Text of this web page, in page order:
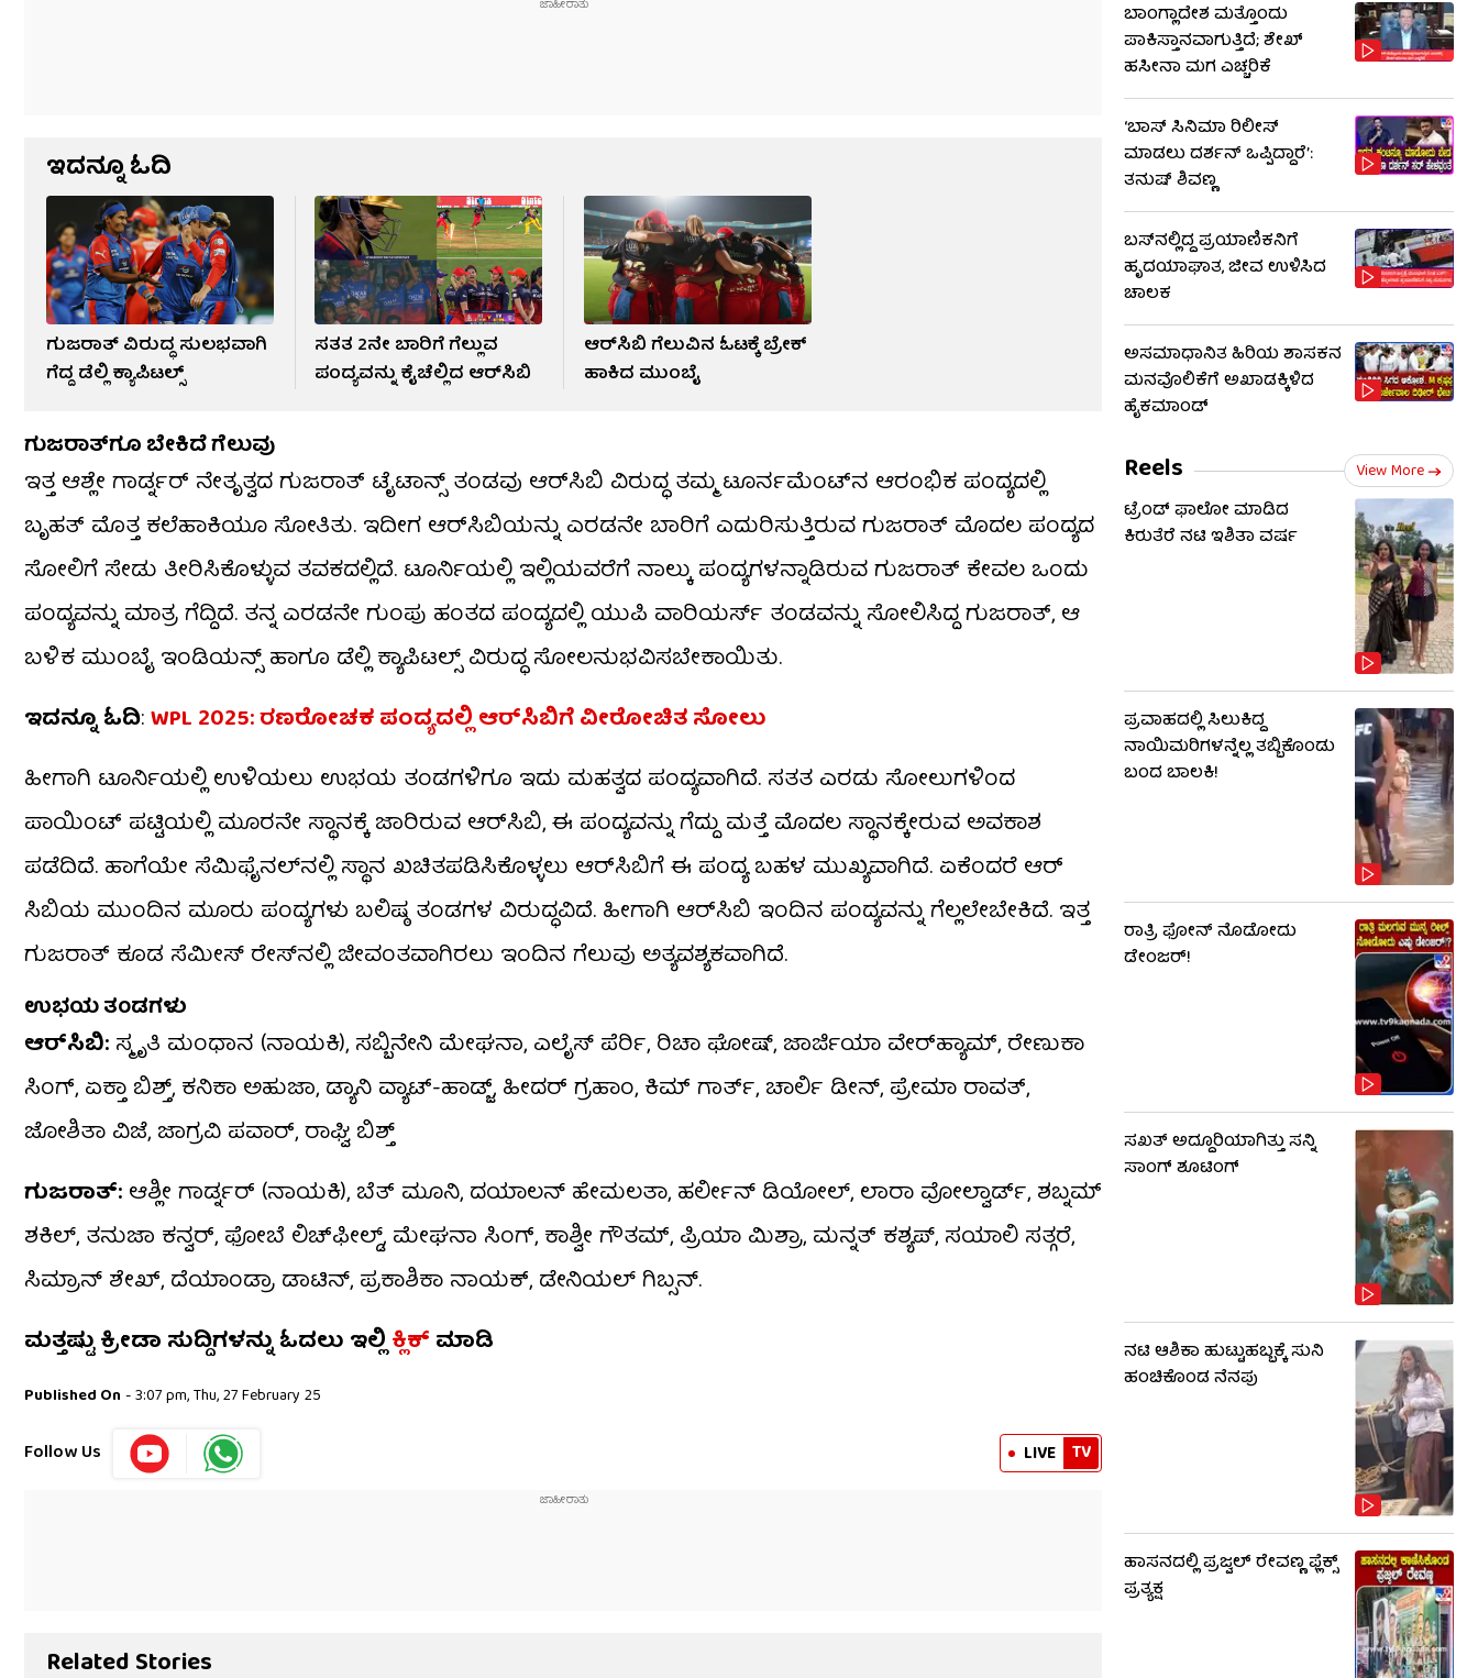
ಇದನ್ನೂ ಓದಿ
ಗುಜರಾತ್ ವಿರುದ್ಧ ಸುಲಭವಾಗಿ
ಗೆದ್ದ ಡೆಲ್ಲಿ ಕ್ಯಾಪಿಟಲ್ಸ್
ಸತತ 2ನೇ ಬಾರಿಗೆ ಗೆಲ್ಲುವ
ಪಂದ್ಯವನ್ನು ಕೈಚೆಲ್ಲಿದ ಆರ್​ಸಿಬಿ
ಆರ್​ಸಿಬಿ ಗೆಲುವಿನ ಓಟಕ್ಕೆ ಬ್ರೇಕ್
ಹಾಕಿದ ಮುಂಬೈ
ಗುಜರಾತ್​ಗೂ ಬೇಕಿದೆ ಗೆಲುವು
ಇತ್ತ ಆಶ್ಲೇ ಗಾರ್ಡ್ನರ್ ನೇತೃತ್ವದ ಗುಜರಾತ್ ಟೈಟಾನ್ಸ್ ತಂಡವು ಆರ್‌ಸಿಬಿ ವಿರುದ್ಧ ತಮ್ಮ ಟೂರ್ನಮೆಂಟ್‌ನ ಆರಂಭಿಕ ಪಂದ್ಯದಲ್ಲಿ
ಬೃಹತ್ ಮೊತ್ತ ಕಲೆಹಾಕಿಯೂ ಸೋತಿತು. ಇದೀಗ ಆರ್​ಸಿಬಿಯನ್ನು ಎರಡನೇ ಬಾರಿಗೆ ಎದುರಿಸುತ್ತಿರುವ ಗುಜರಾತ್ ಮೊದಲ ಪಂದ್ಯದ
ಸೋಲಿಗೆ ಸೇಡು ತೀರಿಸಿಕೊಳ್ಳುವ ತವಕದಲ್ಲಿದೆ. ಟೂರ್ನಿಯಲ್ಲಿ ಇಲ್ಲಿಯವರೆಗೆ ನಾಲ್ಕು ಪಂದ್ಯಗಳನ್ನಾಡಿರುವ ಗುಜರಾತ್ ಕೇವಲ ಒಂದು
ಪಂದ್ಯವನ್ನು ಮಾತ್ರ ಗೆದ್ದಿದೆ. ತನ್ನ ಎರಡನೇ ಗುಂಪು ಹಂತದ ಪಂದ್ಯದಲ್ಲಿ ಯುಪಿ ವಾರಿಯರ್ಸ್​ ತಂಡವನ್ನು ಸೋಲಿಸಿದ್ದ ಗುಜರಾತ್, ಆ
ಬಳಿಕ ಮುಂಬೈ ಇಂಡಿಯನ್ಸ್ ಹಾಗೂ ಡೆಲ್ಲಿ ಕ್ಯಾಪಿಟಲ್ಸ್ ವಿರುದ್ಧ ಸೋಲನುಭವಿಸಬೇಕಾಯಿತು.
ಇದನ್ನೂ ಓದಿ:WPL 2025: ರಣರೋಚಕ ಪಂದ್ಯದಲ್ಲಿ ಆರ್​ಸಿಬಿಗೆ ವೀರೋಚಿತ ಸೋಲು
ಹೀಗಾಗಿ ಟೂರ್ನಿಯಲ್ಲಿ ಉಳಿಯಲು ಉಭಯ ತಂಡಗಳಿಗೂ ಇದು ಮಹತ್ವದ ಪಂದ್ಯವಾಗಿದೆ. ಸತತ ಎರಡು ಸೋಲುಗಳಿಂದ
ಪಾಯಿಂಟ್ ಪಟ್ಟಿಯಲ್ಲಿ ಮೂರನೇ ಸ್ಥಾನಕ್ಕೆ ಜಾರಿರುವ ಆರ್​ಸಿಬಿ, ಈ ಪಂದ್ಯವನ್ನು ಗೆದ್ದು ಮತ್ತೆ ಮೊದಲ ಸ್ಥಾನಕ್ಕೇರುವ ಅವಕಾಶ
ಪಡೆದಿದೆ. ಹಾಗೆಯೇ ಸೆಮಿಫೈನಲ್​ನಲ್ಲಿ ಸ್ಥಾನ ಖಚಿತಪಡಿಸಿಕೊಳ್ಳಲು ಆರ್​ಸಿಬಿಗೆ ಈ ಪಂದ್ಯ ಬಹಳ ಮುಖ್ಯವಾಗಿದೆ. ಏಕೆಂದರೆ ಆರ್​
ಸಿಬಿಯ ಮುಂದಿನ ಮೂರು ಪಂದ್ಯಗಳು ಬಲಿಷ್ಠ ತಂಡಗಳ ವಿರುದ್ಧವಿದೆ. ಹೀಗಾಗಿ ಆರ್​ಸಿಬಿ ಇಂದಿನ ಪಂದ್ಯವನ್ನು ಗೆಲ್ಲಲೇಬೇಕಿದೆ. ಇತ್ತ
ಗುಜರಾತ್ ಕೂಡ ಸೆಮೀಸ್​ ರೇಸ್​ನಲ್ಲಿ ಜೀವಂತವಾಗಿರಲು ಇಂದಿನ ಗೆಲುವು ಅತ್ಯವಶ್ಯಕವಾಗಿದೆ.
ಉಭಯ ತಂಡಗಳು
ಆರ್​ಸಿಬಿ: ಸ್ಮೃತಿ ಮಂಧಾನ (ನಾಯಕಿ), ಸಬ್ಬಿನೇನಿ ಮೇಘನಾ, ಎಲೈಸ್ ಪೆರ್ರಿ, ರಿಚಾ ಘೋಷ್, ಜಾರ್ಜಿಯಾ ವೇರ್‌ಹ್ಯಾಮ್, ರೇಣುಕಾ
ಸಿಂಗ್, ಏಕ್ತಾ ಬಿಶ್ತ್, ಕನಿಕಾ ಅಹುಜಾ, ಡ್ಯಾನಿ ವ್ಯಾಟ್-ಹಾಡ್ಜ್, ಹೀದರ್ ಗ್ರಹಾಂ, ಕಿಮ್ ಗಾರ್ತ್, ಚಾರ್ಲಿ ಡೀನ್, ಪ್ರೇಮಾ ರಾವತ್,
ಜೋಶಿತಾ ವಿಜೆ, ಜಾಗ್ರವಿ ಪವಾರ್, ರಾಘ್ವಿ ಬಿಶ್ತ್
ಗುಜರಾತ್: ಆಶ್ಲೀ ಗಾರ್ಡ್ನರ್ (ನಾಯಕಿ), ಬೆತ್ ಮೂನಿ, ದಯಾಲನ್ ಹೇಮಲತಾ, ಹರ್ಲೀನ್ ಡಿಯೋಲ್, ಲಾರಾ ವೋಲ್ವಾರ್ಡ್, ಶಬ್ನಮ್
ಶಕಿಲ್, ತನುಜಾ ಕನ್ವರ್, ಫೋಬೆ ಲಿಚ್‌ಫೀಲ್ಡ್, ಮೇಘನಾ ಸಿಂಗ್, ಕಾಶ್ವೀ ಗೌತಮ್, ಪ್ರಿಯಾ ಮಿಶ್ರಾ, ಮನ್ನತ್ ಕಶ್ಯಪ್, ಸಯಾಲಿ ಸತ್ಗರೆ,
ಸಿಮ್ರಾನ್ ಶೇಖ್, ದೆಯಾಂಡ್ರಾ ಡಾಟಿನ್, ಪ್ರಕಾಶಿಕಾ ನಾಯಕ್, ಡೇನಿಯಲ್ ಗಿಬ್ಸನ್.
ಮತ್ತಷ್ಟು ಕ್ರೀಡಾ ಸುದ್ದಿಗಳನ್ನು ಓದಲು ಇಲ್ಲಿಕ್ಲಿಕ್ ಮಾಡಿ
Published On - 3:07 pm, Thu, 27 February 25
Follow Us LIVE TV
Related Stories
ಬಾಂಗ್ಲಾದೇಶ ಮತ್ತೊಂದು
ಪಾಕಿಸ್ತಾನವಾಗುತ್ತಿದೆ; ಶೇಖ್
ಹಸೀನಾ ಮಗ ಎಚ್ಚರಿಕೆ
‘ಬಾಸ್ ಸಿನಿಮಾ ರಿಲೀಸ್
ಮಾಡಲು ದರ್ಶನ್ ಒಪ್ಪಿದ್ದಾರೆ’:
ತನುಷ್ ಶಿವಣ್ಣ
ಬಸ್‌ನಲ್ಲಿದ್ದ ಪ್ರಯಾಣಿಕನಿಗೆ
ಹೃದಯಾಘಾತ, ಜೀವ ಉಳಿಸಿದ
ಚಾಲಕ
ಅಸಮಾಧಾನಿತ ಹಿರಿಯ ಶಾಸಕನ
ಮನವೊಲಿಕೆಗೆ ಅಖಾಡಕ್ಕಿಳಿದ
ಹೈಕಮಾಂಡ್
Reels View More
ಟ್ರೆಂಡ್​​ ಫಾಲೋ ಮಾಡಿದ
ಕಿರುತೆರೆ ನಟಿ ಇಶಿತಾ ವರ್ಷ
ಪ್ರವಾಹದಲ್ಲಿ ಸಿಲುಕಿದ್ದ
ನಾಯಿಮರಿಗಳನ್ನೆಲ್ಲ ತಬ್ಬಿಕೊಂಡು
ಬಂದ ಬಾಲಕಿ!
ರಾತ್ರಿ ಫೋನ್​​ ನೊಡೋದು
ಡೇಂಜರ್!
ಸಖತ್ ಅದ್ದೂರಿಯಾಗಿತ್ತು ಸನ್ನಿ
ಸಾಂಗ್ ಶೂಟಿಂಗ್
ನಟಿ ಆಶಿಕಾ ಹುಟ್ಟುಹಬ್ಬಕ್ಕೆ ಸುನಿ
ಹಂಚಿಕೊಂಡ ನೆನಪು
ಹಾಸನದಲ್ಲಿ ಪ್ರಜ್ವಲ್ ರೇವಣ್ಣ ಫ್ಲೆಕ್ಸ್
ಪ್ರತ್ಯಕ್ಷ